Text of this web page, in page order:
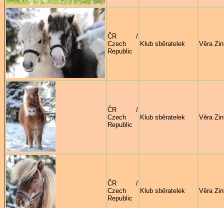
ČR /
Czech
Republic
Klub sběratelek Věra
ČR /
Czech
Republic
Klub sběratelek Věra
ČR /
Czech
Republic
Klub sběratelek Věra